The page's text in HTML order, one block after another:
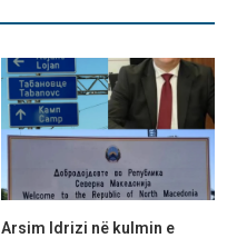
Arsim Idrizi në kulmin e